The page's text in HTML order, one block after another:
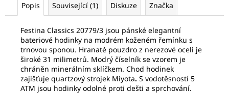
Popis Související (1) Diskuze Značka
Festina Classics 20779/3 jsou pánské elegantní
bateriové hodinky na modrém koženém řemínku s
trnovou sponou. Hranaté pouzdro z nerezové oceli je
široké 31 milimetrů. Modrý číselník se vzorem je
chráněn minerálním sklíčkem. Chod hodinek
zajišťuje quartzový strojek Miyota. S vodotěsností 5
ATM jsou hodinky odolné proti dešti a sprchování.
SEIKO
SPB469J1
320
Původně:
800